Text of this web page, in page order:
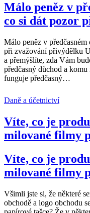
Málo peněz v
co si dát pozor
Málo peněz v
při zvažování přivýdělku
a přemýšlíte, zda Vám
předčasný důchod a
funguje předčasný…
Daně a účetnictví
Víte, co je
milované filmy
Víte, co je
milované filmy
Všimli jste si, že některé
obchodě a logo obchodu